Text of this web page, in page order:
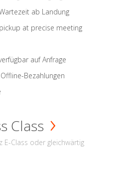
ab Landung
at precise meeting
auf Anfrage
Bezahlungen
Class
E-Class oder gleichwärtig